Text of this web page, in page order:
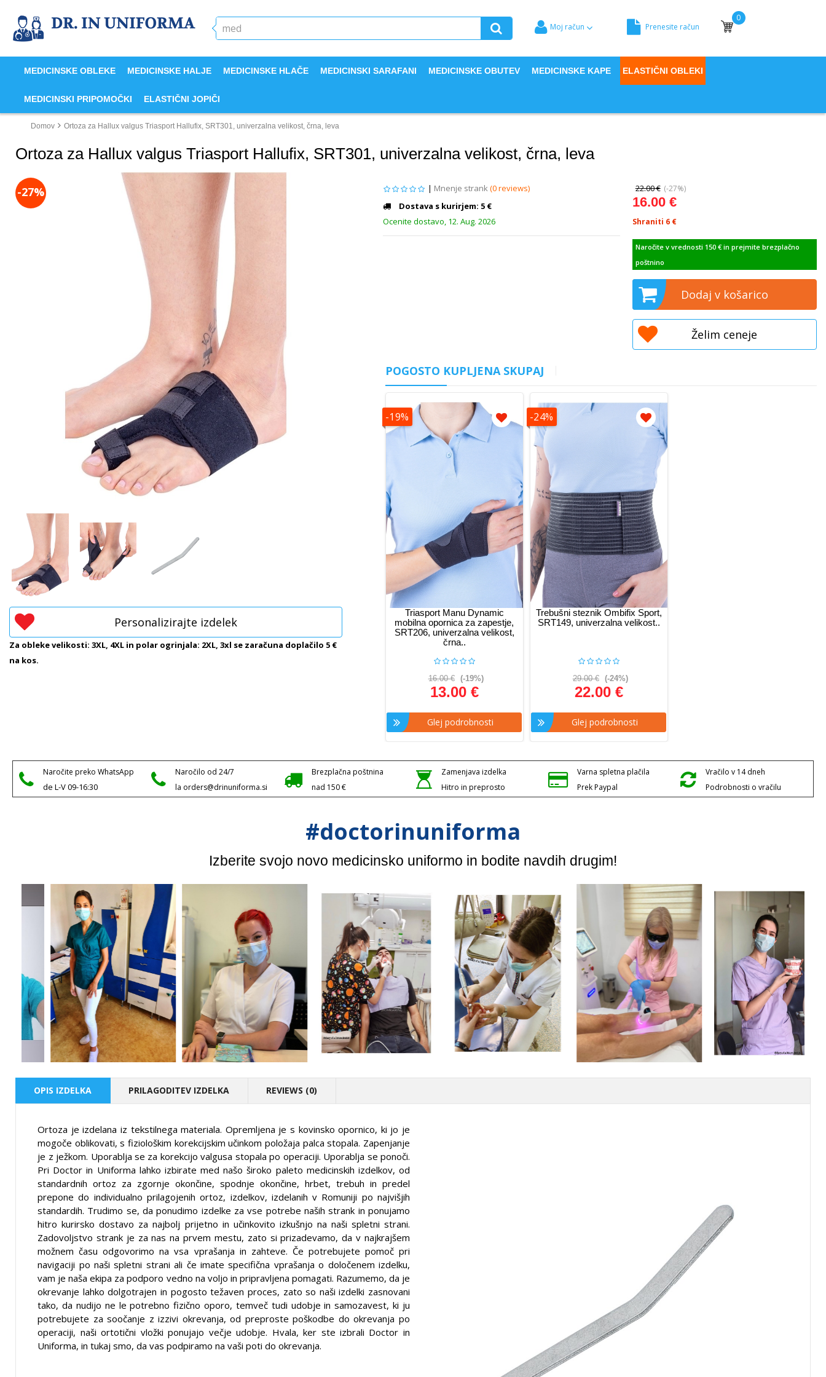
Moj račun Prenesite račun
0
Moja košara
MEDICINSKE OBLEKE MEDICINSKE HALJE MEDICINSKE HLAČE MEDICINSKI SARAFANI MEDICINSKE OBUTEV MEDICINSKE KAPE ELASTIČNI OBLEKI
MEDICINSKI PRIPOMOČKI ELASTIČNI JOPIČI
Domov Ortoza za Hallux valgus Triasport Hallufix, SRT301, univerzalna velikost, črna, leva
Ortoza za Hallux valgus Triasport Hallufix, SRT301, univerzalna velikost, črna, leva
-27%
Personalizirajte izdelek
Za obleke velikosti: 3XL, 4XL in polar ogrinjala: 2XL, 3xl se zaračuna doplačilo 5 €
na kos.
| Mnenje strank(0 reviews)
Dostava s kurirjem: 5 €
Ocenite dostavo, 12. Aug. 2026
22.00 € (-27%)
16.00 €
Shraniti 6 €
Naročite v vrednosti 150 € in prejmite brezplačno
poštnino
Dodaj v košarico
Želim ceneje
POGOSTO KUPLJENA SKUPAJ
-19%
Triasport Manu Dynamic
mobilna opornica za zapestje,
SRT206, univerzalna velikost,
črna..
16.00 € (-19%)
13.00 €
Glej podrobnosti
-24%
Trebušni steznik Ombifix Sport,
SRT149, univerzalna velikost..
29.00 € (-24%)
22.00 €
Glej podrobnosti
Naročite preko WhatsApp
de L-V 09-16:30
Naročilo od 24/7
la orders@drinuniforma.si
Brezplačna poštnina
nad 150 €
Zamenjava izdelka
Hitro in preprosto
Varna spletna plačila
Prek Paypal
Vračilo v 14 dneh
Podrobnosti o vračilu
#doctorinuniforma
Izberite svojo novo medicinsko uniformo in bodite navdih drugim!
OPIS IZDELKA PRILAGODITEV IZDELKA REVIEWS (0)
Ortoza je izdelana iz tekstilnega materiala. Opremljena je s kovinsko opornico, ki jo je
mogoče oblikovati, s fiziološkim korekcijskim učinkom položaja palca stopala. Zapenjanje
je z ježkom. Uporablja se za korekcijo valgusa stopala po operaciji. Uporablja se ponoči.
Pri Doctor in Uniforma lahko izbirate med našo široko paleto medicinskih izdelkov, od
standardnih ortoz za zgornje okončine, spodnje okončine, hrbet, trebuh in predel
prepone do individualno prilagojenih ortoz, izdelkov, izdelanih v Romuniji po najvišjih
standardih. Trudimo se, da ponudimo izdelke za vse potrebe naših strank in ponujamo
hitro kurirsko dostavo za najbolj prijetno in učinkovito izkušnjo na naši spletni strani.
Zadovoljstvo strank je za nas na prvem mestu, zato si prizadevamo, da v najkrajšem
možnem času odgovorimo na vsa vprašanja in zahteve. Če potrebujete pomoč pri
navigaciji po naši spletni strani ali če imate specifična vprašanja o določenem izdelku,
vam je naša ekipa za podporo vedno na voljo in pripravljena pomagati. Razumemo, da je
okrevanje lahko dolgotrajen in pogosto težaven proces, zato so naši izdelki zasnovani
tako, da nudijo ne le potrebno fizično oporo, temveč tudi udobje in samozavest, ki ju
potrebujete za soočanje z izzivi okrevanja, od preproste poškodbe do okrevanja po
operaciji, naši ortotični vložki ponujajo večje udobje. Hvala, ker ste izbrali Doctor in
Uniforma, in tukaj smo, da vas podpiramo na vaši poti do okrevanja.